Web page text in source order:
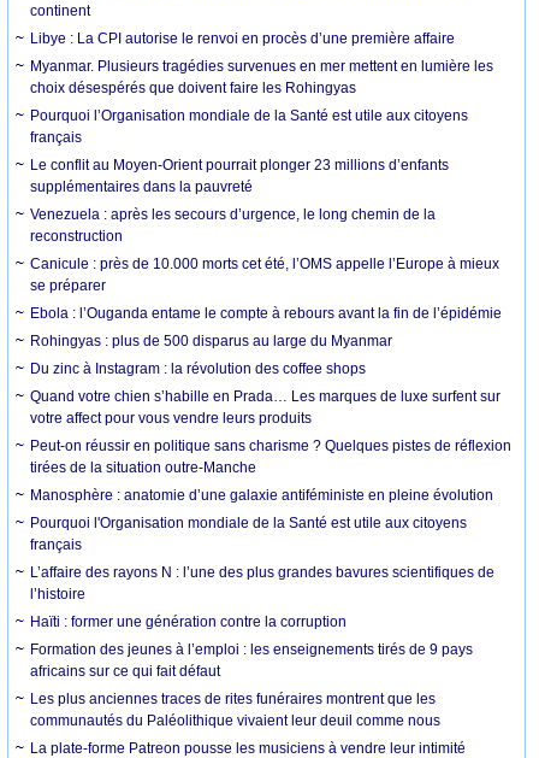
continent
Libye : La CPI autorise le renvoi en procès d’une première affaire
Myanmar. Plusieurs tragédies survenues en mer mettent en lumière les
choix désespérés que doivent faire les Rohingyas
Pourquoi l’Organisation mondiale de la Santé est utile aux citoyens
français
Le conflit au Moyen-Orient pourrait plonger 23 millions d’enfants
supplémentaires dans la pauvreté
Venezuela : après les secours d’urgence, le long chemin de la
reconstruction
Canicule : près de 10.000 morts cet été, l’OMS appelle l’Europe à mieux
se préparer
Ebola : l’Ouganda entame le compte à rebours avant la fin de l’épidémie
Rohingyas : plus de 500 disparus au large du Myanmar
Du zinc à Instagram : la révolution des coffee shops
Quand votre chien s’habille en Prada… Les marques de luxe surfent sur
votre affect pour vous vendre leurs produits
Peut-on réussir en politique sans charisme ? Quelques pistes de réflexion
tirées de la situation outre-Manche
Manosphère : anatomie d’une galaxie antiféministe en pleine évolution
Pourquoi l'Organisation mondiale de la Santé est utile aux citoyens
français
L’affaire des rayons N : l’une des plus grandes bavures scientifiques de
l’histoire
Haïti : former une génération contre la corruption
Formation des jeunes à l’emploi : les enseignements tirés de 9 pays
africains sur ce qui fait défaut
Les plus anciennes traces de rites funéraires montrent que les
communautés du Paléolithique vivaient leur deuil comme nous
La plate-forme Patreon pousse les musiciens à vendre leur intimité